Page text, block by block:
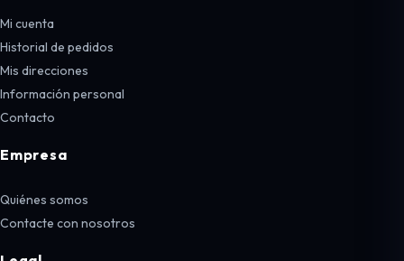
Mi cuenta
Historial de pedidos
Mis direcciones
Información personal
Contacto
Empresa
Quiénes somos
Contacte con nosotros